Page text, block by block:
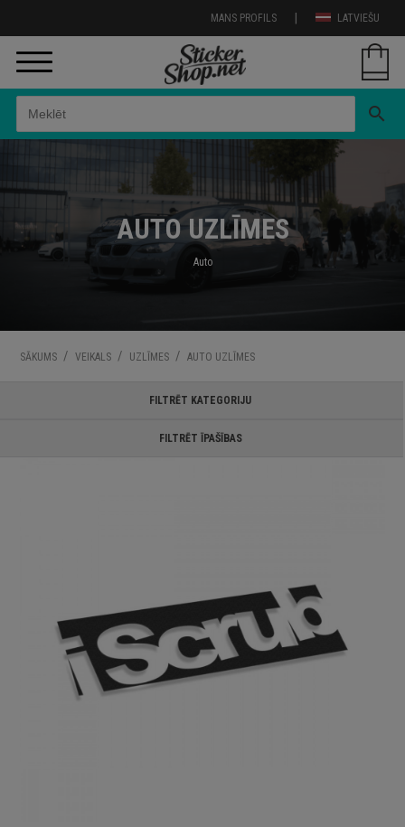
LATVIEŠU
|
MANS PROFILS
search
AUTO UZLĪMES
Auto
SĀKUMS / VEIKALS / UZLĪMES / AUTO UZLĪMES
FILTRĒT KATEGORIJU
FILTRĒT ĪPAŠĪBAS